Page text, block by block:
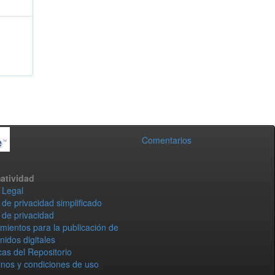
Comentarios
privacidad simplificado
privacidad
para la publicación de
digitales
del Repositorio
y condiciones de uso